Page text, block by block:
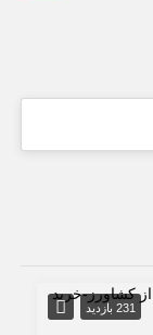
231 بازدید